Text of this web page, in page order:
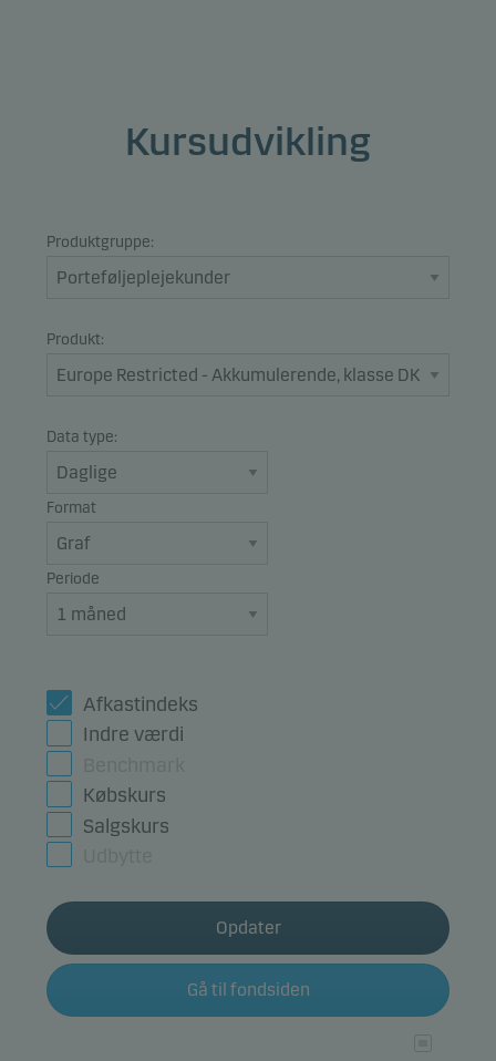
Kursudvikling
Produktgruppe:
Produkt:
Data type:
Format
Periode
Afkastindeks
Indre værdi
Købskurs
Salgskurs
Opdater
Gå til fondsiden